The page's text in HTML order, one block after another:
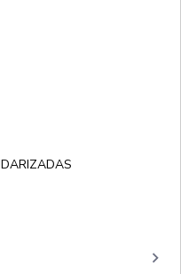
keyboard_arrow_right